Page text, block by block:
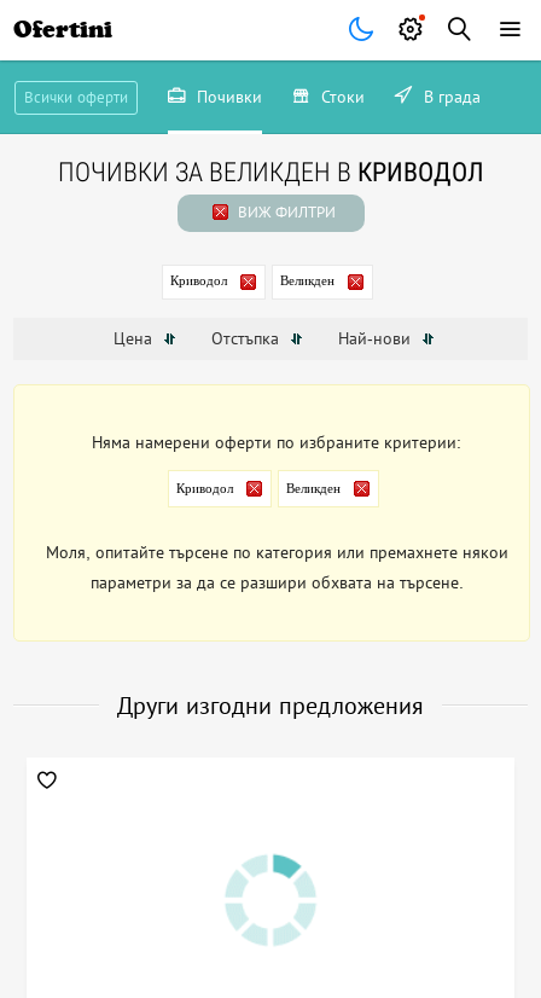
Ofertini
Всички оферти Почивки Стоки В града
ПОЧИВКИ ЗА ВЕЛИКДЕН В КРИВОДОЛ
ВИЖ ФИЛТРИ
Криводол Великден
Цена Отстъпка Най-нови
Няма намерени оферти по избраните критерии:
Криводол Великден
Моля, опитайте търсене по категория или премахнете някои
параметри за да се разшири обхвата на търсене.
Други изгодни предложения